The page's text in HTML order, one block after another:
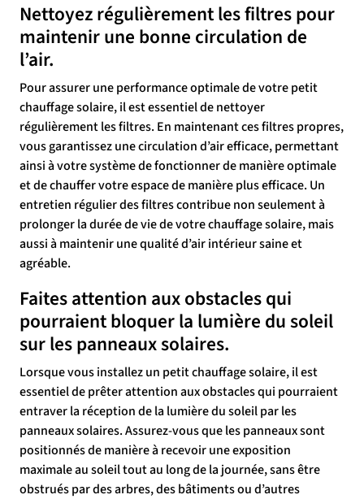
Nettoyez régulièrement les filtres pour
maintenir une bonne circulation de
l’air.
Pour assurer une performance optimale de votre petit
chauffage solaire, il est essentiel de nettoyer
régulièrement les filtres. En maintenant ces filtres propres,
vous garantissez une circulation d’air efficace, permettant
ainsi à votre système de fonctionner de manière optimale
et de chauffer votre espace de manière plus efficace. Un
entretien régulier des filtres contribue non seulement à
prolonger la durée de vie de votre chauffage solaire, mais
aussi à maintenir une qualité d’air intérieur saine et
agréable.
Faites attention aux obstacles qui
pourraient bloquer la lumière du soleil
sur les panneaux solaires.
Lorsque vous installez un petit chauffage solaire, il est
essentiel de prêter attention aux obstacles qui pourraient
entraver la réception de la lumière du soleil par les
panneaux solaires. Assurez-vous que les panneaux sont
positionnés de manière à recevoir une exposition
maximale au soleil tout au long de la journée, sans être
obstrués par des arbres, des bâtiments ou d’autres